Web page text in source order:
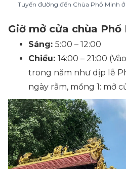
Tuyến đường đến Chùa Phổ Minh ở
Giờ mở cửa chùa Phổ
Sáng: 5:00 – 12:00
Chiều: 14:00 – 21:00
trong năm như dịp lễ
ngày rằm, mồng 1: mở